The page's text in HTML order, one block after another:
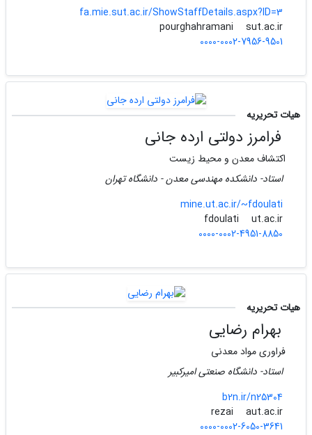
fa.mie.sut.ac.ir/ShowStaffDetails.aspx?ID=3
pourghahramani
sut.ac.ir
0000-0002-7956-9501
هیات تحریریه
فرامرز دولتی ارده جانی
اکتشاف معدن و محیط زیست
استاد- دانشکده مهندسی معدن - دانشگاه تهران
mine.ut.ac.ir/~fdoulati
fdoulati
ut.ac.ir
0000-0002-4951-8850
هیات تحریریه
بهرام رضایی
فراوری مواد معدنی
استاد- دانشگاه صنعتی امیرکبیر
b2n.ir/n25304
rezai
aut.ac.ir
0000-0002-6050-3641